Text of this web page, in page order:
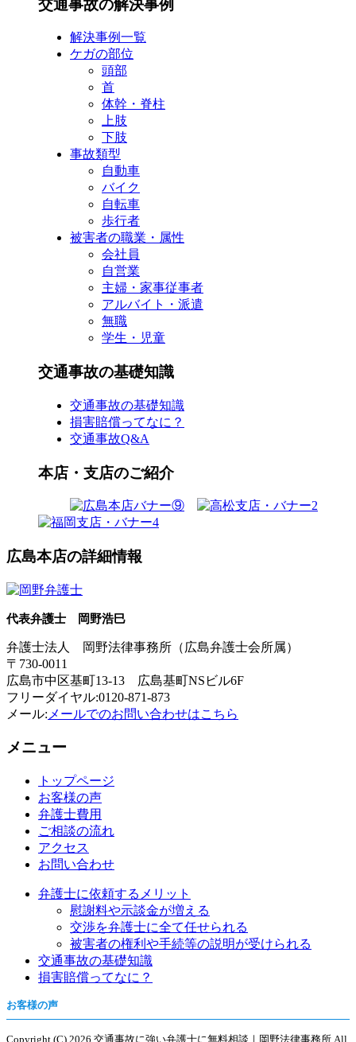
交通事故の解決事例
解決事例一覧
ケガの部位
頭部
首
体幹・脊柱
上肢
下肢
事故類型
自動車
バイク
自転車
歩行者
被害者の職業・属性
会社員
自営業
主婦・家事従事者
アルバイト・派遣
無職
学生・児童
交通事故の基礎知識
交通事故の基礎知識
損害賠償ってなに？
交通事故Q&A
本店・支店のご紹介
広島本店の詳細情報
代表弁護士 岡野浩巳
弁護士法人 岡野法律事務所（広島弁護士会所属）
〒730-0011
広島市中区基町13-13 広島基町NSビル6F
フリーダイヤル:0120-871-873
メール: メールでのお問い合わせはこちら
メニュー
トップページ
お客様の声
弁護士費用
ご相談の流れ
アクセス
お問い合わせ
弁護士に依頼するメリット
慰謝料や示談金が増える
交渉を弁護士に全て任せられる
被害者の権利や手続等の説明が受けられる
交通事故の基礎知識
損害賠償ってなに？
お客様の声
Copyright (C) 2026 交通事故に強い弁護士に無料相談｜岡野法律事務所 All